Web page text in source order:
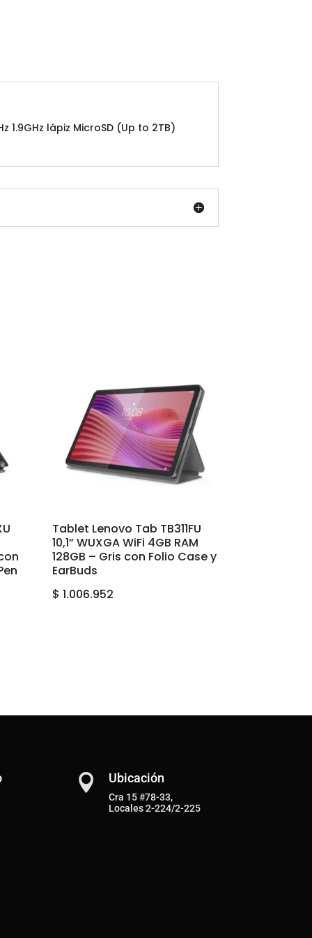
1.9GHz lápiz MicroSD (Up to 2TB)
Tablet Lenovo Tab TB311FU
10,1” WUXGA WiFi 4GB RAM
128GB – Gris con Folio Case y
EarBuds
$ 1.006.952
 Ubicación
Cra 15 #78-33,
Locales 2-224/2-225